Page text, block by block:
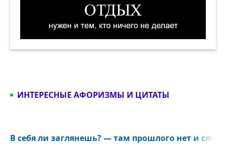
ИНТЕРЕСНЫЕ АФОРИЗМЫ И ЦИТАТЫ
В себя ли заглянешь? — там прошлого нет и